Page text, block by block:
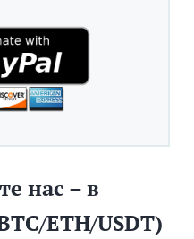
нас – в
ETH/USDT)